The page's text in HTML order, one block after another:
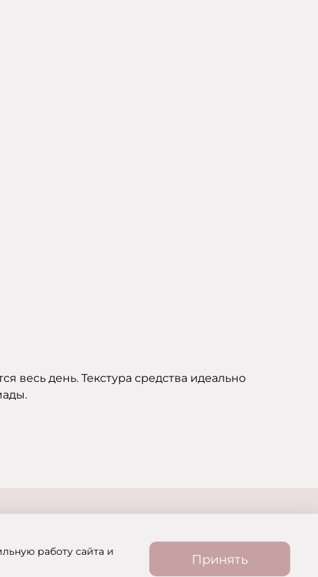
весь день. Текстура средства идеально
работу сайта и
Принять